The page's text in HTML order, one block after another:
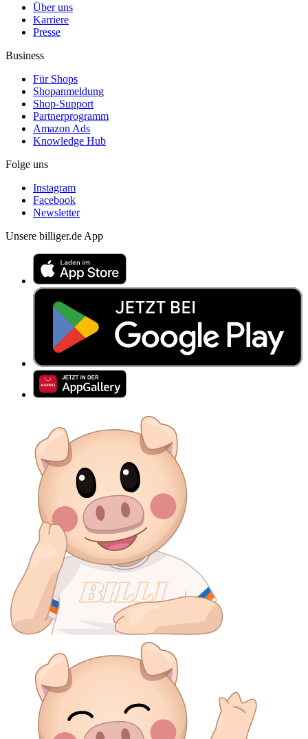
Über uns
Karriere
Presse
Business
Für Shops
Shopanmeldung
Shop-Support
Partnerprogramm
Amazon Ads
Knowledge Hub
Folge uns
Instagram
Facebook
Newsletter
Unsere billiger.de App